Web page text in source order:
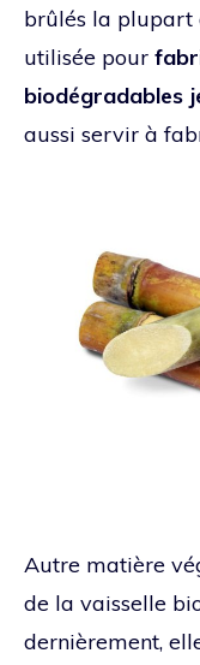
brûlés la plupart
utilisée pour
biodégradables
aussi servir à
Autre matière
de la vaisselle
dernièrement,